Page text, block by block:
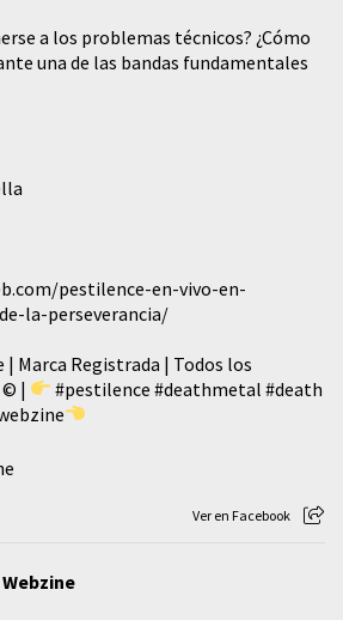
a los problemas técnicos? ¿Cómo
una de las bandas fundamentales
pestilence-en-vivo-en-
la-perseverancia/
Marca Registrada | Todos los
© |
#pestilence #deathmetal #death
Ver en Facebook